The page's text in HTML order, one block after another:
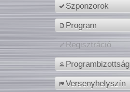
Szponzorok
Program
Regisztráció
Programbizottság
Versenyhelyszín